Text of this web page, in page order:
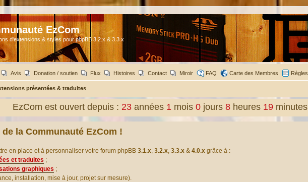
EzCom
d'extensions & styles pour phpBB 3.2.x & 3.3.x
Avis Donation / soutien Flux Histoires Contact Miroir FAQ Carte des Membres Règles
présentées & traduites
EzCom est ouvert depuis : 23 années 1 mois 0 jours 8 heures 19 minutes
la Communauté EzCom !
en place et à personnaliser votre forum phpBB 3.1.x, 3.2.x, 3.3.x & 4.0.x grâce à :
et traduites ;
graphiques ;
installation, mise à jour, projet sur mesure).